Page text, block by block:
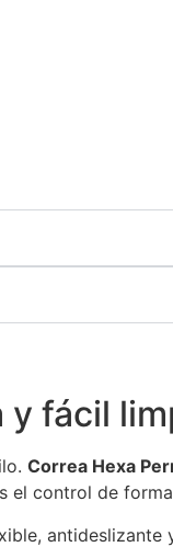
fácil
Correa Hexa
el control de